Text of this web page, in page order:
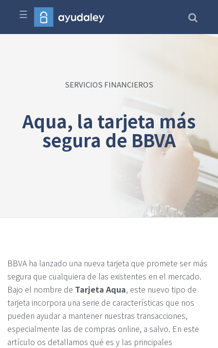
☰
SERVICIOS FINANCIEROS
Aqua, la tarjeta más
segura de BBVA
BBVA ha lanzado una nueva tarjeta que promete ser más
segura que cualquiera de las existentes en el mercado.
Bajo el nombre de Tarjeta Aqua, este nuevo tipo de
tarjeta incorpora una serie de características que nos
pueden ayudar a mantener nuestras transacciones,
especialmente las de compras online, a salvo. En este
artículo os detallamos qué es y las principales